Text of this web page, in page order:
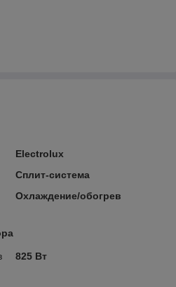
Electrolux
Сплит-система
Охлаждение/обогрев
825 Вт